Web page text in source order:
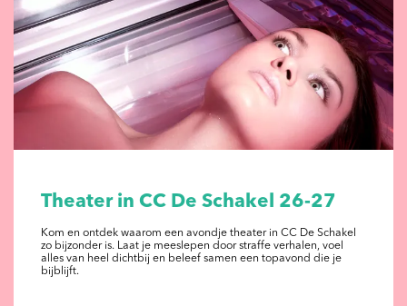
Theater in CC De Schakel 26-27
Kom en ontdek waarom een avondje theater in CC De Schakel
zo bijzonder is. Laat je meeslepen door straffe verhalen, voel
alles van heel dichtbij en beleef samen een topavond die je
bijblijft.